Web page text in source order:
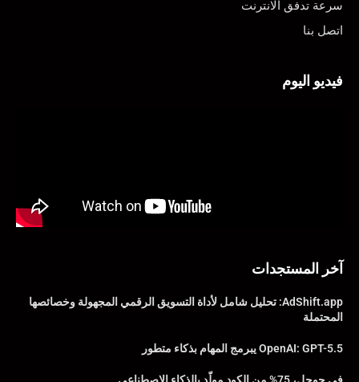
سرعة تدفق الانترنت
اتصل بنا
فيديو اليوم
آخر المستجدات
AdShift.app: تحليل شامل لأداة التسويق الرقمي المجهولة وخصائصها
المحتملة
OpenAI: GPT-5.5 يبرمج المهام بذكاء متطور